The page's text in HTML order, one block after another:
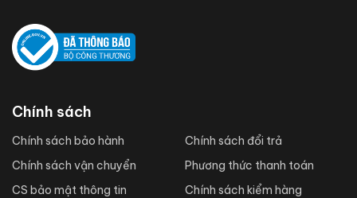
Chính sách
Chính sách bảo hành
Chính sách vận chuyển
CS bảo mật thông tin
Chính sách đổi trả
Phương thức thanh toán
Chính sách kiểm hàng